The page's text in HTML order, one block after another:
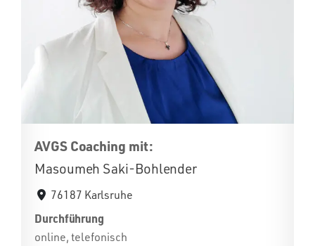
AVGS Coaching mit:
Masoumeh Saki-Bohlender
76187 Karlsruhe
Durchführung
online, telefonisch